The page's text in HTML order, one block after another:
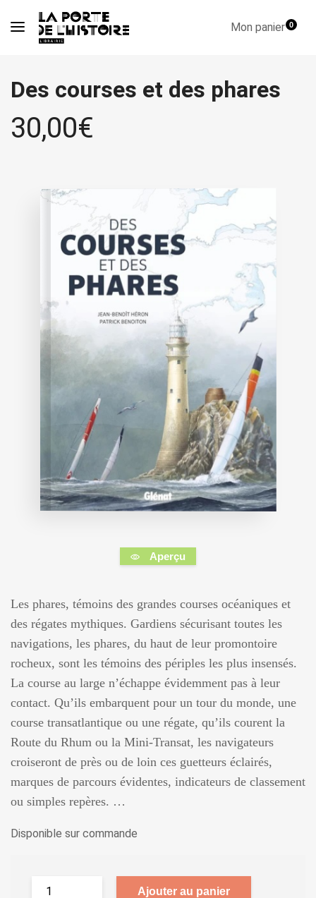
Mon panier0
Des courses et des phares
30,00€
Aperçu
Les phares, témoins des grandes courses océaniques et
des régates mythiques. Gardiens sécurisant toutes les
navigations, les phares, du haut de leur promontoire
rocheux, sont les témoins des périples les plus insensés.
La course au large n’échappe évidemment pas à leur
contact. Qu’ils embarquent pour un tour du monde, une
course transatlantique ou une régate, qu’ils courent la
Route du Rhum ou la Mini-Transat, les navigateurs
croiseront de près ou de loin ces guetteurs éclairés,
marques de parcours évidentes, indicateurs de classement
ou simples repères. …
Disponible sur commande
Ajouter au panier